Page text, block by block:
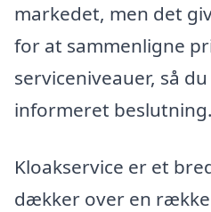
markedet, men det
for at sammenligne
serviceniveauer, så
informeret beslutning.
Kloakservice er et
dækker over en